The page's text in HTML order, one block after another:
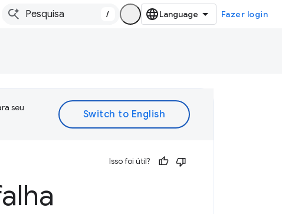
/ Fazer login
seu
Isso foi útil?